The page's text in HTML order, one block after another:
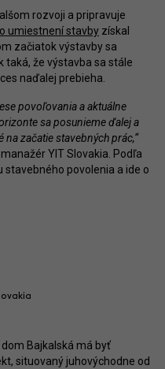
rozvoji a pripravuje
umiestnení stavby získal
začiatok výstavby sa
taká, že výstavba sa stále
naďalej prebieha.
povoľovania a aktuálne
sa posunieme ďalej a
začatie stavebných prác,“
YIT Slovakia. Podľa
stavebného povolenia a ide o
Bajkalská má byť
situovaný juhovýchodne od